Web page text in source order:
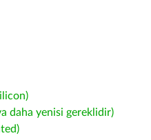
daha yenisi gereklidir)